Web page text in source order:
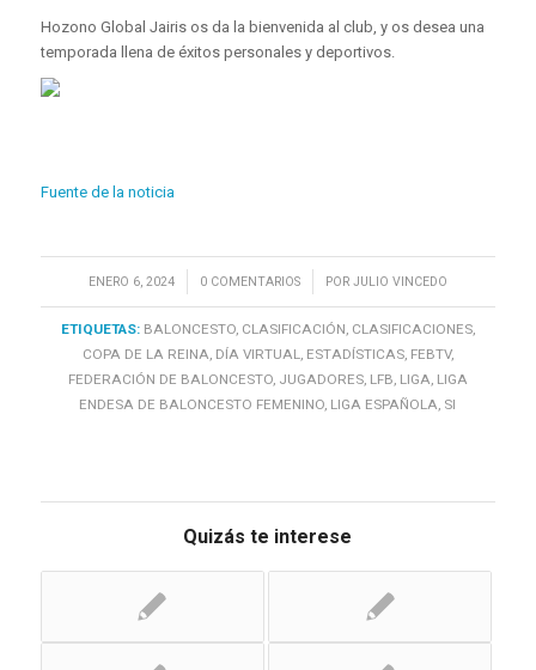
Hozono Global Jairis os da la bienvenida al club, y os desea una
temporada llena de éxitos personales y deportivos.
Fuente de la noticia
ENERO 6, 2024
/ 0 COMENTARIOS
/ POR JULIO VINCEDO
ETIQUETAS: BALONCESTO, CLASIFICACIÓN, CLASIFICACIONES,
COPA DE LA REINA, DÍA VIRTUAL, ESTADÍSTICAS, FEBTV,
FEDERACIÓN DE BALONCESTO, JUGADORES, LFB, LIGA, LIGA
ENDESA DE BALONCESTO FEMENINO, LIGA ESPAÑOLA, SI
Quizás te interese